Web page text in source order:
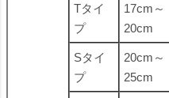
Tタイ
プ
17cm～
20cm
Sタイ
プ
20cm～
25cm